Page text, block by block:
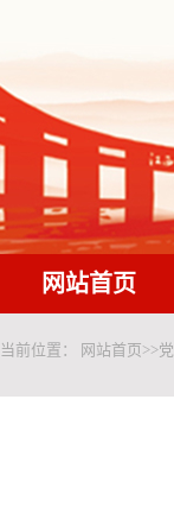
网站首页
当前位置： 网站首页>>